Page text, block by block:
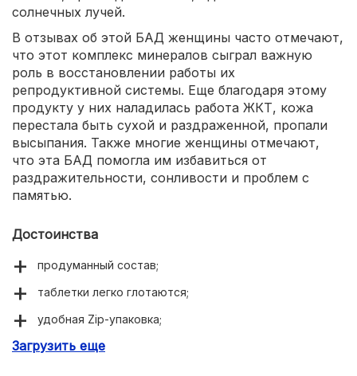
солнечных лучей.
В отзывах об этой БАД женщины часто отмечают,
что этот комплекс минералов сыграл важную
роль в восстановлении работы их
репродуктивной системы. Еще благодаря этому
продукту у них наладилась работа ЖКТ, кожа
перестала быть сухой и раздраженной, пропали
высыпания. Также многие женщины отмечают,
что эта БАД помогла им избавиться от
раздражительности, сонливости и проблем с
памятью.
Достоинства
продуманный состав;
таблетки легко глотаются;
удобная Zip-упаковка;
благоприятное воздействие на репродуктивную
Загрузить еще